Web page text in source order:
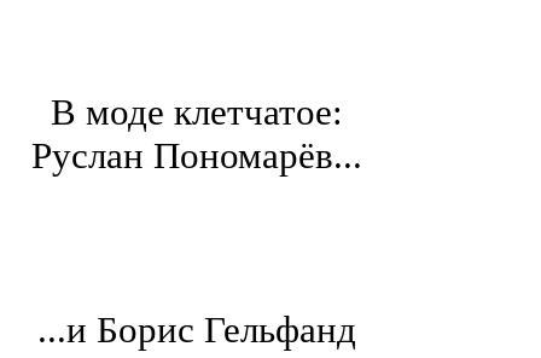
В моде клетчатое:
Руслан Пономарёв...
...и Борис Гельфанд